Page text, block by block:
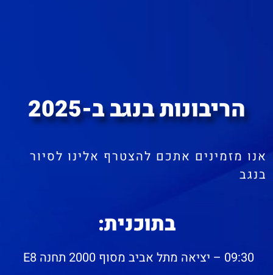
הריבונות בנגב ב-2025
אנו מזמינים אתכם להצטרף אלינו לסיור
בנגב
בתוכנית:
09:30 – יציאה מתל אביב מסוף 2000 תחנה E8